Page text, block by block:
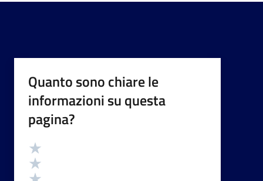
Quanto sono chiare le
informazioni su questa
pagina?
Valutazione